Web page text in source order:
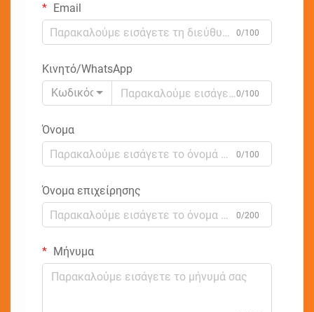
Email
0/100
Κινητό/WhatsApp
Κωδικός
0/100
Όνομα
0/100
Όνομα επιχείρησης
0/200
Μήνυμα